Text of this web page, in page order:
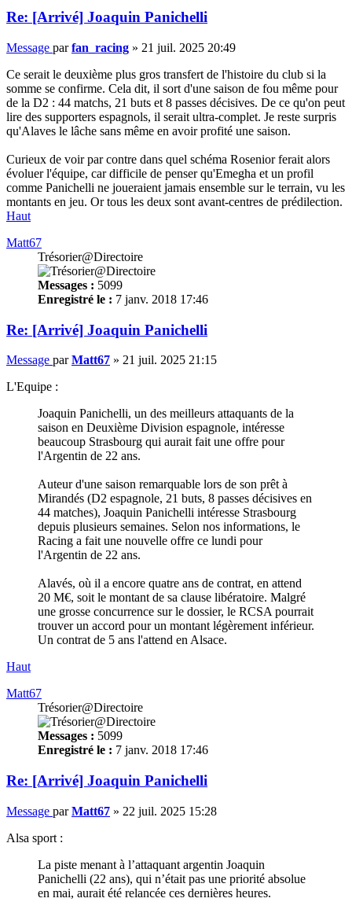
Re: [Arrivé] Joaquin Panichelli
Message parfan_racing » 21 juil. 2025 20:49
Ce serait le deuxième plus gros transfert de l'histoire du club si la
somme se confirme. Cela dit, il sort d'une saison de fou même pour
de la D2 : 44 matchs, 21 buts et 8 passes décisives. De ce qu'on peut
lire des supporters espagnols, il serait ultra-complet. Je reste surpris
qu'Alaves le lâche sans même en avoir profité une saison.
Curieux de voir par contre dans quel schéma Rosenior ferait alors
évoluer l'équipe, car difficile de penser qu'Emegha et un profil
comme Panichelli ne joueraient jamais ensemble sur le terrain, vu les
montants en jeu. Or tous les deux sont avant-centres de prédilection.
Haut
Matt67
Trésorier@Directoire
Messages : 5099
Enregistré le : 7 janv. 2018 17:46
Re: [Arrivé] Joaquin Panichelli
Message parMatt67 » 21 juil. 2025 21:15
L'Equipe :
Joaquin Panichelli, un des meilleurs attaquants de la
saison en Deuxième Division espagnole, intéresse
beaucoup Strasbourg qui aurait fait une offre pour
l'Argentin de 22 ans.
Auteur d'une saison remarquable lors de son prêt à
Mirandés (D2 espagnole, 21 buts, 8 passes décisives en
44 matches), Joaquin Panichelli intéresse Strasbourg
depuis plusieurs semaines. Selon nos informations, le
Racing a fait une nouvelle offre ce lundi pour
l'Argentin de 22 ans.
Alavés, où il a encore quatre ans de contrat, en attend
20 M€, soit le montant de sa clause libératoire. Malgré
une grosse concurrence sur le dossier, le RCSA pourrait
trouver un accord pour un montant légèrement inférieur.
Un contrat de 5 ans l'attend en Alsace.
Haut
Matt67
Trésorier@Directoire
Messages : 5099
Enregistré le : 7 janv. 2018 17:46
Re: [Arrivé] Joaquin Panichelli
Message parMatt67 » 22 juil. 2025 15:28
Alsa sport :
La piste menant à l’attaquant argentin Joaquin
Panichelli (22 ans), qui n’était pas une priorité absolue
en mai, aurait été relancée ces dernières heures.